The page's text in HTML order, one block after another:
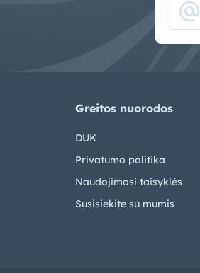
alternate_email
Greitos nuorodos
DUK
Privatumo politika
Naudojimosi taisyklės
Susisiekite su mumis